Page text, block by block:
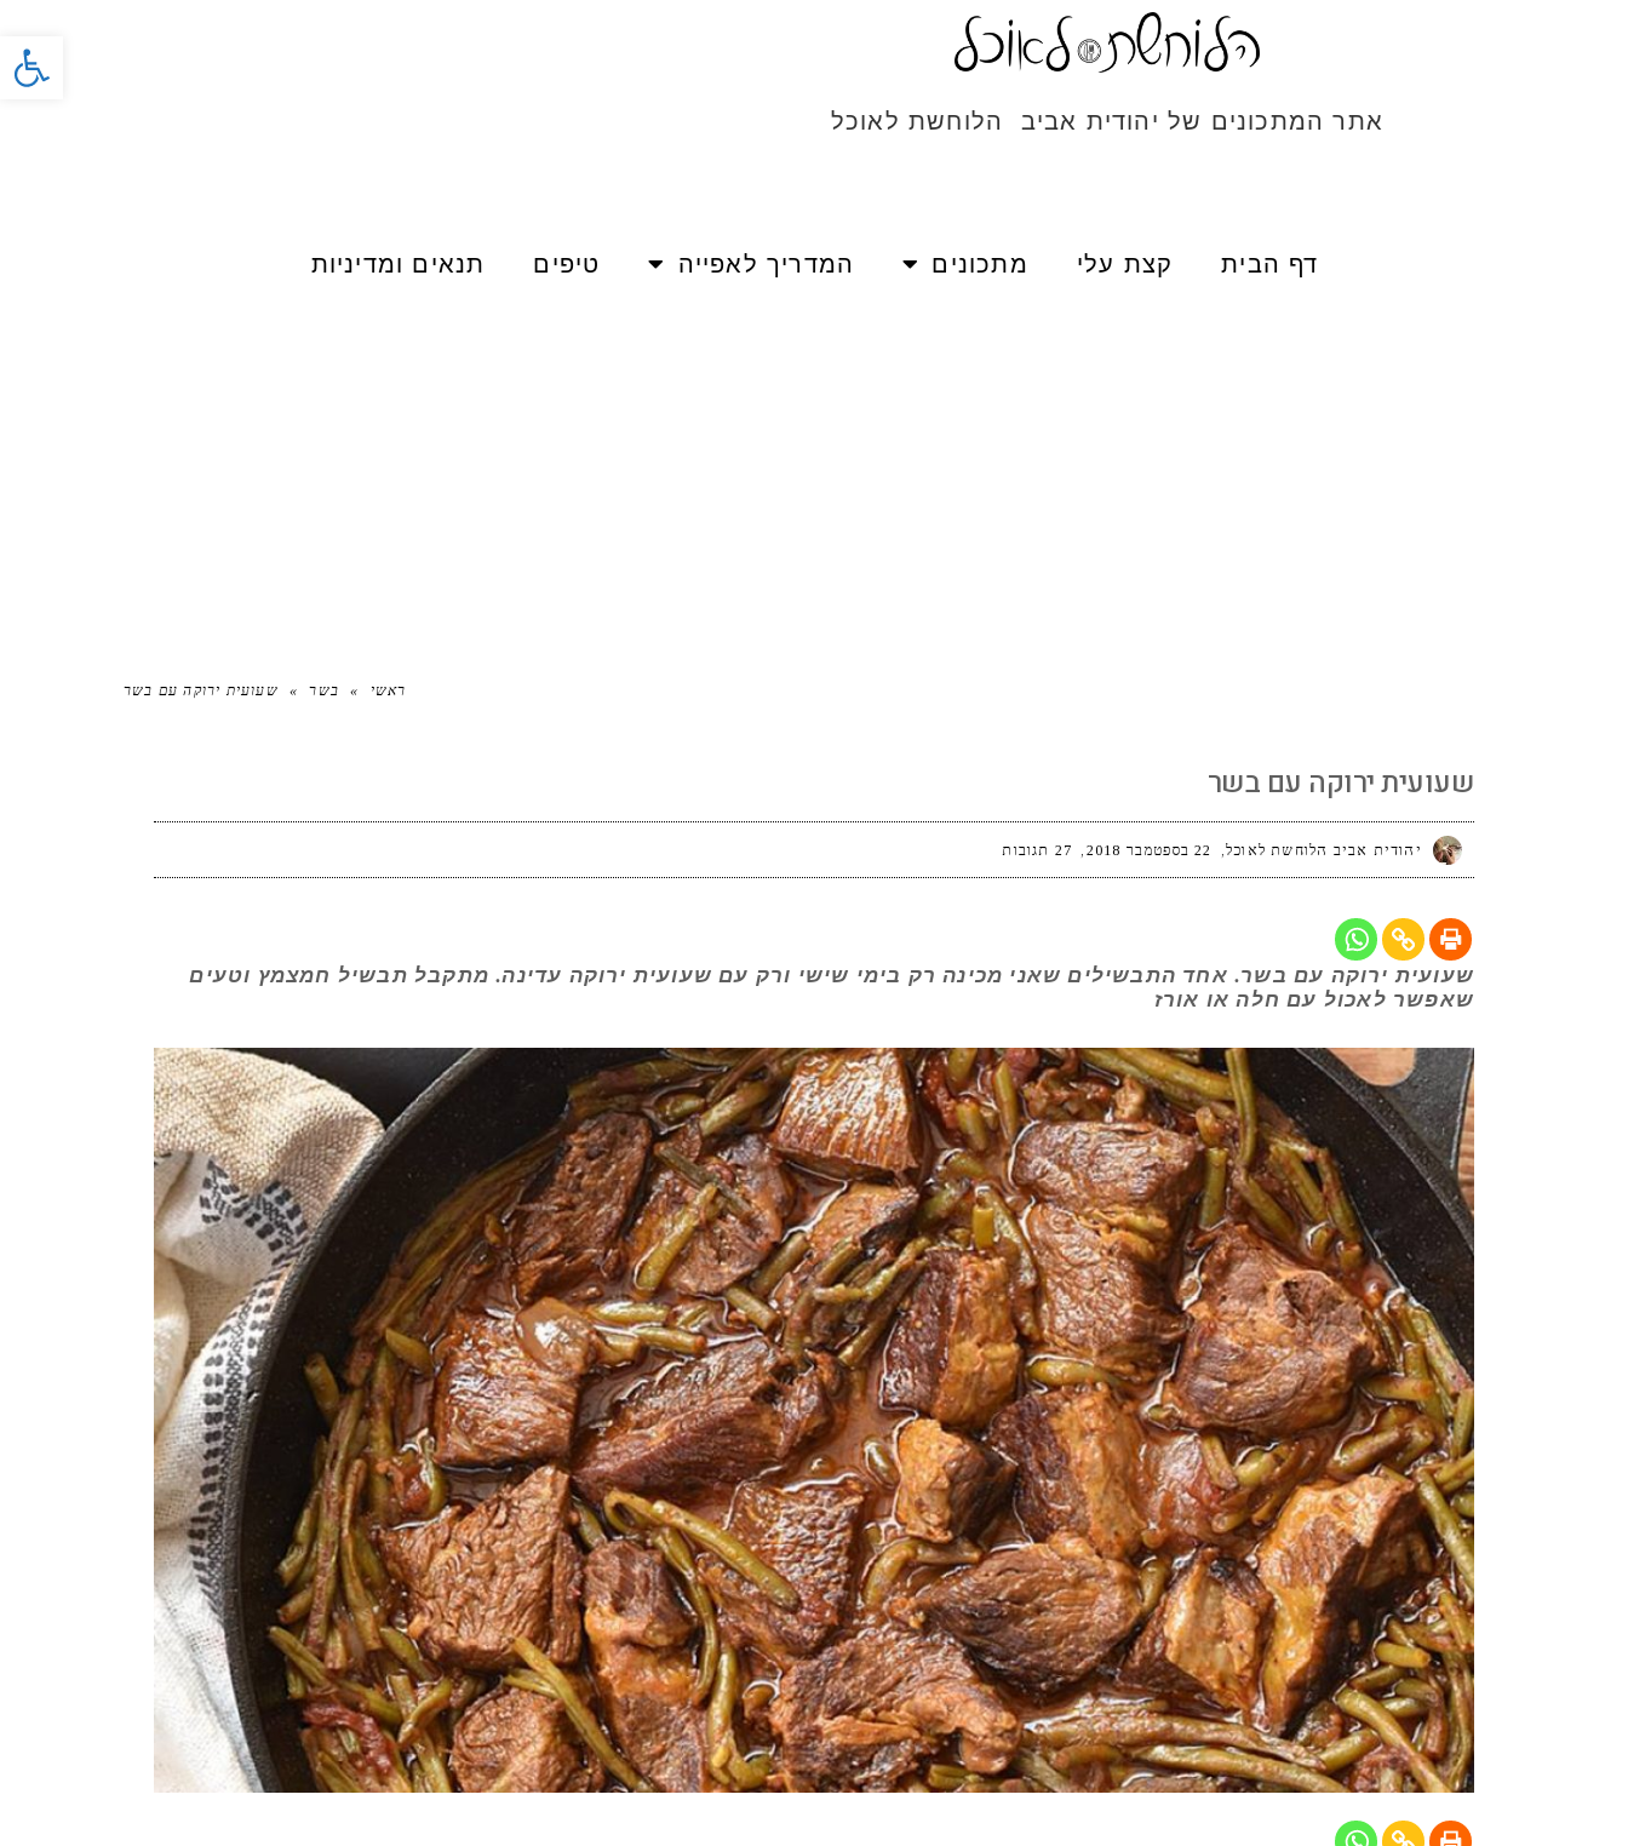
פתח
אתר המתכונים של יהודית אביב הלוחשת לאוכל
דף הבית קצת עלי מתכונים המדריך לאפייה טיפים תנאים ומדיניות
ראשי » בשר » שעועית ירוקה עם בשר
שעועית ירוקה עם בשר
יהודית אביב הלוחשת לאוכל 22 בספטמבר 2018 27 תגובות
שעועית ירוקה עם בשר. אחד התבשילים שאני מכינה רק בימי שישי ורק עם שעועית ירוקה עדינה. מתקבל תבשיל חמצמץ וטעים
שאפשר לאכול עם חלה או אורז